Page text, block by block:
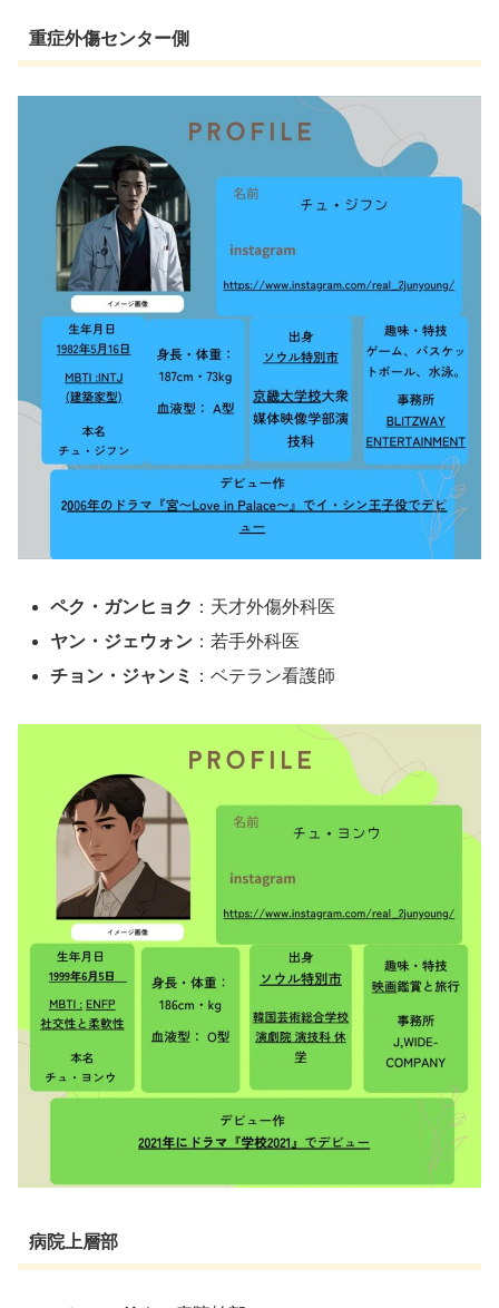
重症外傷センター側
ペク・ガンヒョク ：天才外傷外科医
ヤン・ジェウォン ：若手外科医
チョン・ジャンミ
：ベテラン看護師
病院上層部